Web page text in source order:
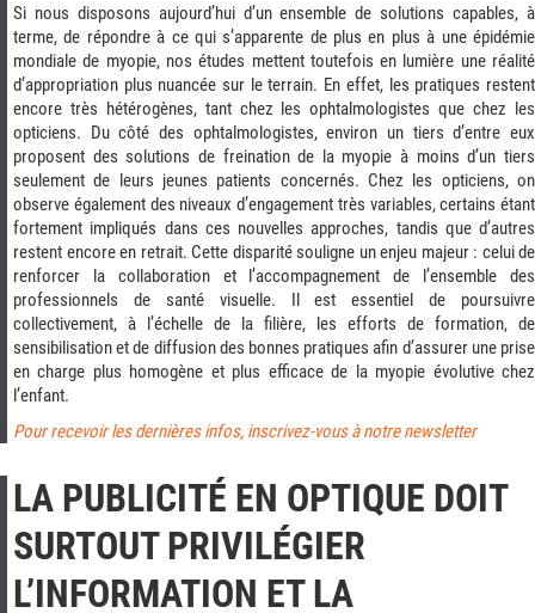
Si nous disposons aujourd’hui d’un ensemble de solutions capables, à
terme, de répondre à ce qui s’apparente de plus en plus à une épidémie
mondiale de myopie, nos études mettent toutefois en lumière une réalité
d’appropriation plus nuancée sur le terrain. En effet, les pratiques restent
encore très hétérogènes, tant chez les ophtalmologistes que chez les
opticiens. Du côté des ophtalmologistes, environ un tiers d’entre eux
proposent des solutions de freination de la myopie à moins d’un tiers
seulement de leurs jeunes patients concernés. Chez les opticiens, on
observe également des niveaux d’engagement très variables, certains étant
fortement impliqués dans ces nouvelles approches, tandis que d’autres
restent encore en retrait. Cette disparité souligne un enjeu majeur : celui de
renforcer la collaboration et l’accompagnement de l’ensemble des
professionnels de santé visuelle. Il est essentiel de poursuivre
collectivement, à l’échelle de la filière, les efforts de formation, de
sensibilisation et de diffusion des bonnes pratiques afin d’assurer une prise
en charge plus homogène et plus efficace de la myopie évolutive chez
l’enfant.
Pour recevoir les dernières infos, inscrivez-vous à notre newsletter
LA PUBLICITÉ EN OPTIQUE DOIT
SURTOUT PRIVILÉGIER
L’INFORMATION ET LA